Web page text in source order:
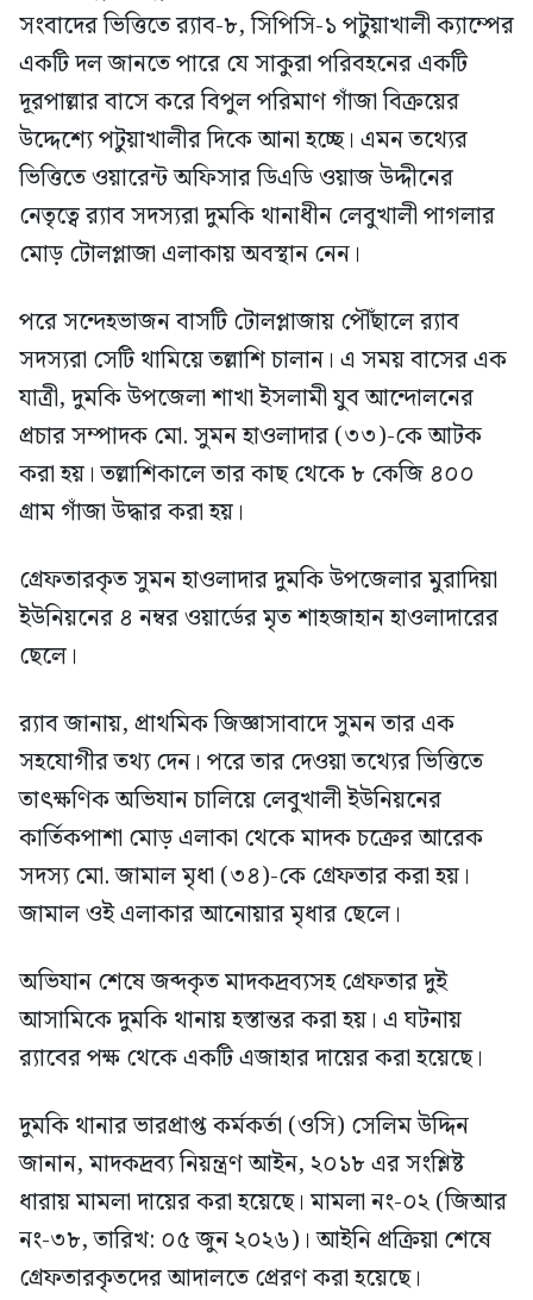
সংবাদের ভিত্তিতে র‍্যাব-৮, সিপিসি-১ পটুয়াখালী ক্যাম্পের
একটি দল জানতে পারে যে সাকুরা পরিবহনের একটি
দূরপাল্লার বাসে করে বিপুল পরিমাণ গাঁজা বিক্রয়ের
উদ্দেশ্যে পটুয়াখালীর দিকে আনা হচ্ছে। এমন তথ্যের
ভিত্তিতে ওয়ারেন্ট অফিসার ডিএডি ওয়াজ উদ্দীনের
নেতৃত্বে র‍্যাব সদস্যরা দুমকি থানাধীন লেবুখালী পাগলার
মোড় টোলপ্লাজা এলাকায় অবস্থান নেন।
পরে সন্দেহভাজন বাসটি টোলপ্লাজায় পৌঁছালে র‍্যাব
সদস্যরা সেটি থামিয়ে তল্লাশি চালান। এ সময় বাসের এক
যাত্রী, দুমকি উপজেলা শাখা ইসলামী যুব আন্দোলনের
প্রচার সম্পাদক মো. সুমন হাওলাদার (৩৩)-কে আটক
করা হয়। তল্লাশিকালে তার কাছ থেকে ৮ কেজি ৪০০
গ্রাম গাঁজা উদ্ধার করা হয়।
গ্রেফতারকৃত সুমন হাওলাদার দুমকি উপজেলার মুরাদিয়া
ইউনিয়নের ৪ নম্বর ওয়ার্ডের মৃত শাহজাহান হাওলাদারের
ছেলে।
র‍্যাব জানায়, প্রাথমিক জিজ্ঞাসাবাদে সুমন তার এক
সহযোগীর তথ্য দেন। পরে তার দেওয়া তথ্যের ভিত্তিতে
তাৎক্ষণিক অভিযান চালিয়ে লেবুখালী ইউনিয়নের
কার্তিকপাশা মোড় এলাকা থেকে মাদক চক্রের আরেক
সদস্য মো. জামাল মৃধা (৩৪)-কে গ্রেফতার করা হয়।
জামাল ওই এলাকার আনোয়ার মৃধার ছেলে।
অভিযান শেষে জব্দকৃত মাদকদ্রব্যসহ গ্রেফতার দুই
আসামিকে দুমকি থানায় হস্তান্তর করা হয়। এ ঘটনায়
র‍্যাবের পক্ষ থেকে একটি এজাহার দায়ের করা হয়েছে।
দুমকি থানার ভারপ্রাপ্ত কর্মকর্তা (ওসি) সেলিম উদ্দিন
জানান, মাদকদ্রব্য নিয়ন্ত্রণ আইন, ২০১৮ এর সংশ্লিষ্ট
ধারায় মামলা দায়ের করা হয়েছে। মামলা নং-০২ (জিআর
নং-৩৮, তারিখ: ০৫ জুন ২০২৬)। আইনি প্রক্রিয়া শেষে
গ্রেফতারকৃতদের আদালতে প্রেরণ করা হয়েছে।